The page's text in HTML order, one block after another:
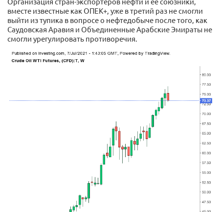
вместе известные как ОПЕК+, уже в третий раз не смогли
выйти из тупика в вопросе о нефтедобыче после того, как
Саудовская Аравия и Объединенные Арабские Эмираты не
смогли урегулировать противоречия.